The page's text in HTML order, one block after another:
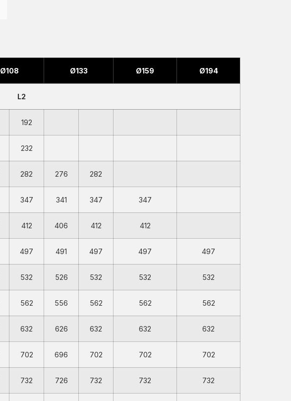
Ø108 Ø133 Ø159 Ø194
L2
192
232
282 276 282
347 341 347 347
412 406 412 412
497 491 497 497 497
532 526 532 532 532
562 556 562 562 562
632 626 632 632 632
702 696 702 702 702
732 726 732 732 732